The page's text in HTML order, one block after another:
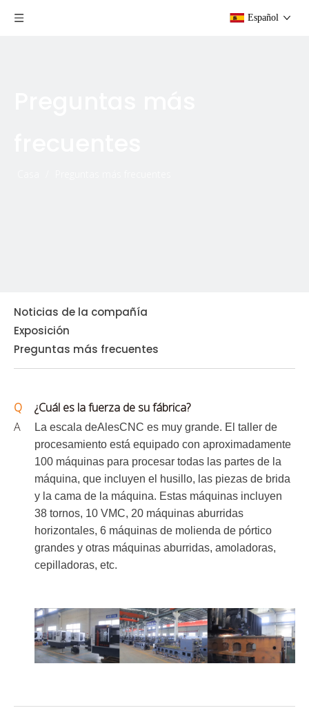
Español
Noticias de la compañía
Exposición
Preguntas más frecuentes
Q
¿Cuál es la fuerza de su fábrica?
A
La escala deAlesCNC es muy grande. El taller de
procesamiento está equipado con aproximadamente
100 máquinas para procesar todas las partes de la
máquina, que incluyen el husillo, las piezas de brida
y la cama de la máquina. Estas máquinas incluyen
38 tornos, 10 VMC, 20 máquinas aburridas
horizontales, 6 máquinas de molienda de pórtico
grandes y otras máquinas aburridas, amoladoras,
cepilladoras, etc.